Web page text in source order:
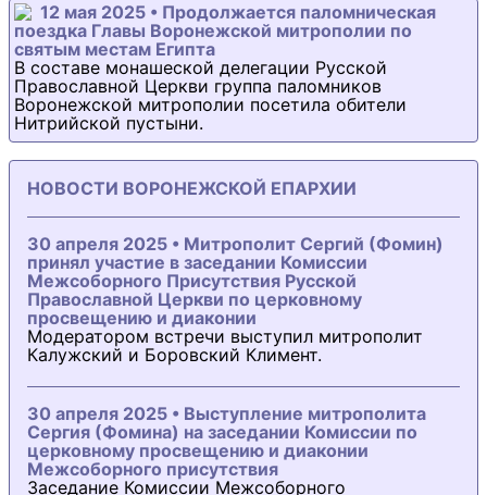
12 мая 2025 • Продолжается паломническая
поездка Главы Воронежской митрополии по
святым местам Египта
В составе монашеской делегации Русской
Православной Церкви группа паломников
Воронежской митрополии посетила обители
Нитрийской пустыни.
НОВОСТИ ВОРОНЕЖСКОЙ ЕПАРХИИ
30 апреля 2025 • Митрополит Сергий (Фомин)
принял участие в заседании Комиссии
Межсоборного Присутствия Русской
Православной Церкви по церковному
просвещению и диаконии
Модератором встречи выступил митрополит
Калужский и Боровский Климент.
30 апреля 2025 • Выступление митрополита
Сергия (Фомина) на заседании Комиссии по
церковному просвещению и диаконии
Межсоборного присутствия
Заседание Комиссии Межсоборного